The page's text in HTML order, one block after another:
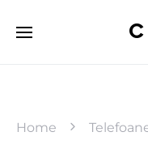
Home